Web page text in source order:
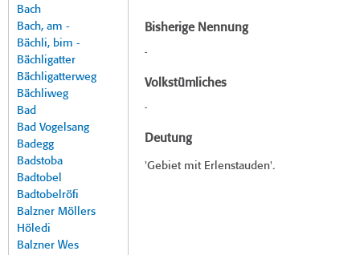
Bach
Bach, am -
Bächli, bim -
Bächligatter
Bächligatterweg
Bächliweg
Bad
Bad Vogelsang
Badegg
Badstoba
Badtobel
Badtobelröfi
Balzner Möllers
Höledi
Balzner Wes
Bisherige Nennung
-
Volkstümliches
-
Deutung
'Gebiet mit Erlenstauden'.